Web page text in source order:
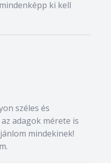
ki kell
széles és
adagok mérete is
mindekinek!